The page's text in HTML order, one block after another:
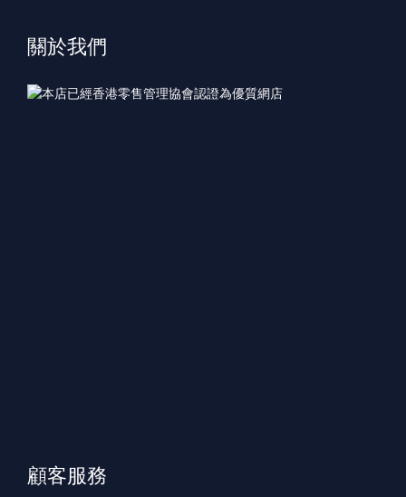
關於我們
顧客服務